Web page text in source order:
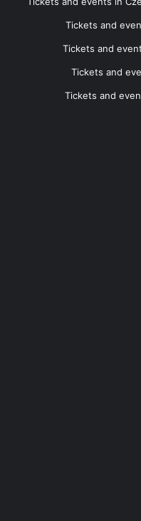
Tickets and
Tickets and
Tickets and
Tickets and